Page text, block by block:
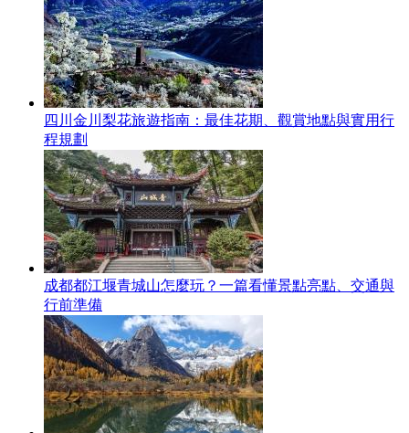
四川金川梨花旅遊指南：最佳花期、觀賞地點與實用行
程規劃
成都都江堰青城山怎麼玩？一篇看懂景點亮點、交通與
行前準備